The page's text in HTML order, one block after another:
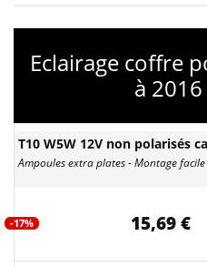
Eclairage coffre
à
T10 W5W 12V non polarisés
Ampoules extra plates - Montage
-17% 15,69 €